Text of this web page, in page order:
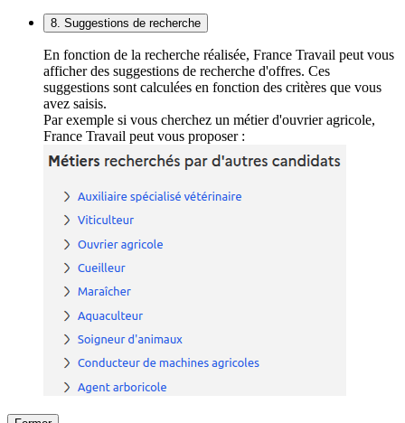
8. Suggestions de recherche
En fonction de la recherche réalisée, France Travail peut vous
afficher des suggestions de recherche d'offres. Ces
suggestions sont calculées en fonction des critères que vous
avez saisis.
Par exemple si vous cherchez un métier d'ouvrier agricole,
France Travail peut vous proposer :